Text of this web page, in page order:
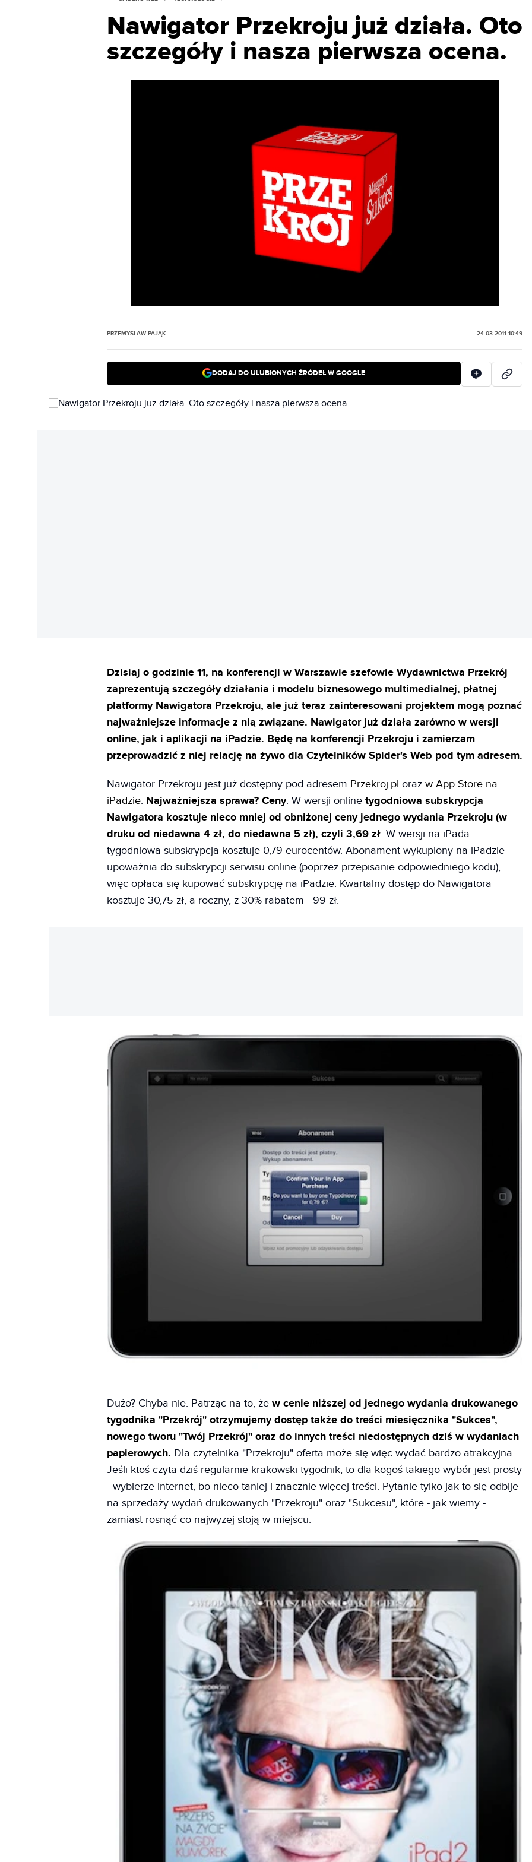
Nawigator Przekroju już działa. Oto
szczegóły i nasza pierwsza ocena.
PRZEMYSŁAW PAJĄK 24.03.2011 10:49
DODAJ DO ULUBIONYCH ŹRÓDEŁ W GOOGLE
Dzisiaj o godzinie 11, na konferencji w Warszawie szefowie Wydawnictwa Przekrój
zaprezentująszczegóły działania i modelu biznesowego multimedialnej, płatnej
platformy Nawigatora Przekroju,ale już teraz zainteresowani projektem mogą poznać
najważniejsze informacje z nią związane. Nawigator już działa zarówno w wersji
online, jak i aplikacji na iPadzie. Będę na konferencji Przekroju i zamierzam
przeprowadzić z niej relację na żywo dla Czytelników Spider's Web pod tym adresem.
Nawigator Przekroju jest już dostępny pod adresem Przekroj.pl orazw App Store na
iPadzie. Najważniejsza sprawa? Ceny. W wersji onlinetygodniowa subskrypcja
Nawigatora kosztuje nieco mniej od obniżonej ceny jednego wydania Przekroju (w
druku od niedawna 4 zł, do niedawna 5 zł), czyli 3,69 zł. W wersji na iPada
tygodniowa subskrypcja kosztuje 0,79 eurocentów. Abonament wykupiony na iPadzie
upoważnia do subskrypcji serwisu online (poprzez przepisanie odpowiedniego kodu),
więc opłaca się kupować subskrypcję na iPadzie. Kwartalny dostęp do Nawigatora
kosztuje 30,75 zł, a roczny, z 30% rabatem - 99 zł.
Dużo? Chyba nie. Patrząc na to, żew cenie niższej od jednego wydania drukowanego
tygodnika "Przekrój" otrzymujemy dostęp także do treści miesięcznika "Sukces",
nowego tworu "Twój Przekrój" oraz do innych treści niedostępnych dziś w wydaniach
papierowych. Dla czytelnika "Przekroju" oferta może się więc wydać bardzo atrakcyjna.
Jeśli ktoś czyta dziś regularnie krakowski tygodnik, to dla kogoś takiego wybór jest prosty
- wybierze internet, bo nieco taniej i znacznie więcej treści. Pytanie tylko jak to się odbije
na sprzedaży wydań drukowanych "Przekroju" oraz "Sukcesu", które - jak wiemy -
zamiast rosnąć co najwyżej stoją w miejscu.